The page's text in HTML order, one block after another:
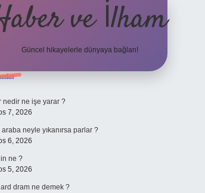
ve İlham
Güncel hikayelerle dünyaya bağlan!
nedir ne işe yarar ?
7, 2026
araba neyle yıkanırsa parlar ?
6, 2026
ne ?
5, 2026
dram ne demek ?